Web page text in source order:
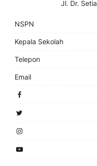
Jl. Dr.
NSPN
Kepala Sekolah
Telepon
Email